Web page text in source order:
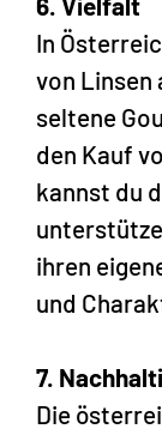
In
von Linsen
seltene
den Kauf
kannst du
ihren
und
7.
Die